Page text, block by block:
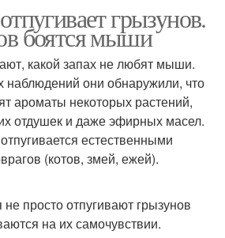
грызунов.
боятся мыши
какой запах не любят мыши.
наблюдений они обнаружили, что
ароматы некоторых растений,
отдушек и даже эфирных масел.
естественными
(котов, змей, ежей).
просто отпугивают грызунов
на их самочувствии.